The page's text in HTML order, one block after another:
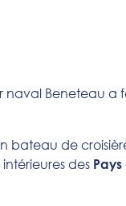
naval Beneteau a
bateau de
des